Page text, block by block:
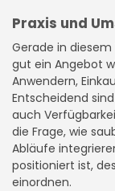
Praxis und
Gerade in
gut ein Angebot
Anwendern,
Entscheidend
auch
die Frage, wie
Abläufe
positioniert ist,
einordnen.